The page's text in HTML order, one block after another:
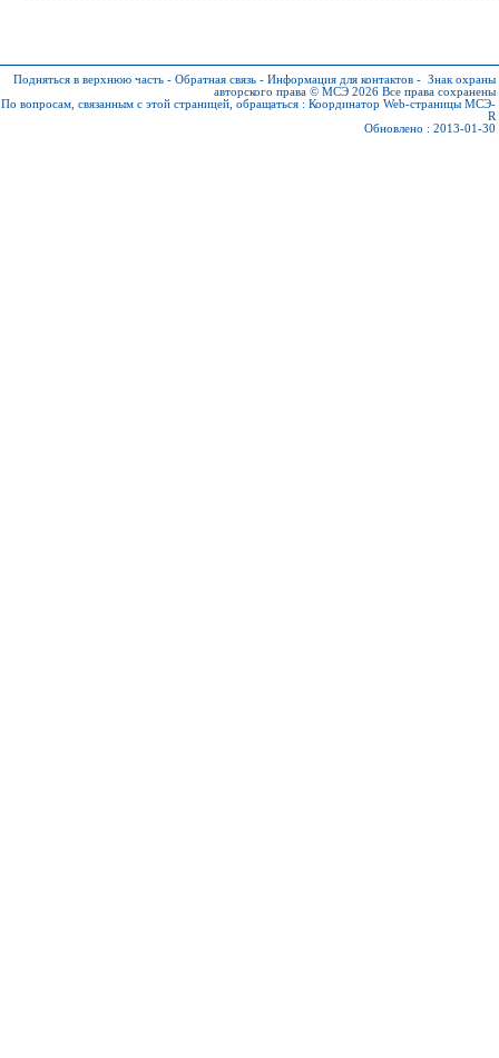
Подняться в верхнюю часть - Обратная связь - Информация для контактов - Знак охраны
авторского права © МСЭ 2026 Все права сохранены
По вопросам, связанным с этой страницей, обращаться : Координатор Web-страницы МСЭ-
R
Обновлено : 2013-01-30